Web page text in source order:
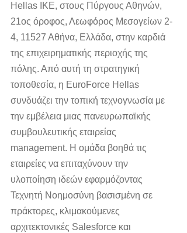
Hellas IKE, στους Πύργους Αθηνών,
21ος όροφος, Λεωφόρος Μεσογείων 2-
4, 11527 Αθήνα, Ελλάδα, στην καρδιά
της επιχειρηματικής περιοχής της
πόλης. Από αυτή τη στρατηγική
τοποθεσία, η EuroForce Hellas
συνδυάζει την τοπική τεχνογνωσία με
την εμβέλεια μιας πανευρωπαϊκής
συμβουλευτικής εταιρείας
management. Η ομάδα βοηθά τις
εταιρείες να επιταχύνουν την
υλοποίηση ιδεών εφαρμόζοντας
Τεχνητή Νοημοσύνη βασισμένη σε
πράκτορες, κλιμακούμενες
αρχιτεκτονικές Salesforce και